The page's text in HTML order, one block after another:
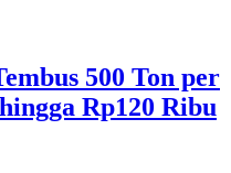
500 Ton per
Rp120 Ribu